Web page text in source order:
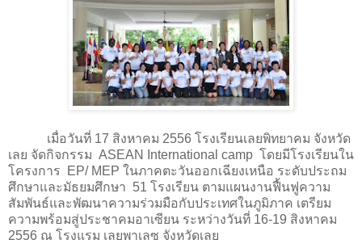
เมื่อวันที่ 17 สิงหาคม 2556 โรงเรียนเลยพิทยาคม จังหวัด
เลย จัดกิจกรรม ASEAN International camp โดยมีโรงเรียนใน
โครงการ EP/ MEP ในภาคตะวันออกเฉียงเหนือ ระดับประถม
ศึกษาและมัธยมศึกษา 51 โรงเรียน ตามแผนงานฟื้นฟูความ
สัมพันธ์และพัฒนาความร่วมมือกับประเทศในภูมิภาค เตรียม
ความพร้อมสู่ประชาคมอาเซียน ระหว่างวันที่ 16-19 สิงหาคม
2556 ณ โรงแรม เลยพาเลซ จังหวัดเลย